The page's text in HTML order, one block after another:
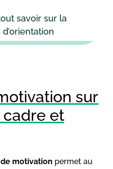
savoir sur la
sur
cadre et
motivation permet au